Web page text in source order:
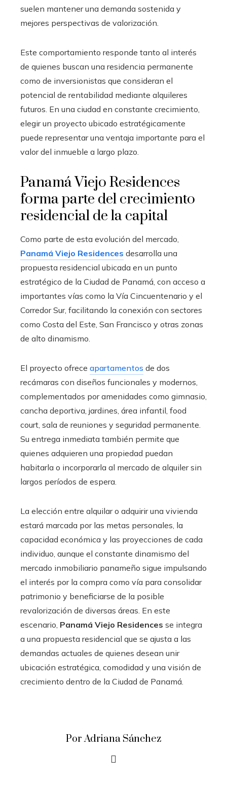
suelen mantener una demanda sostenida y
mejores perspectivas de valorización.
Este comportamiento responde tanto al interés
de quienes buscan una residencia permanente
como de inversionistas que consideran el
potencial de rentabilidad mediante alquileres
futuros. En una ciudad en constante crecimiento,
elegir un proyecto ubicado estratégicamente
puede representar una ventaja importante para el
valor del inmueble a largo plazo.
Panamá Viejo Residences
forma parte del crecimiento
residencial de la capital
Como parte de esta evolución del mercado,
Panamá Viejo Residences desarrolla una
propuesta residencial ubicada en un punto
estratégico de la Ciudad de Panamá, con acceso a
importantes vías como la Vía Cincuentenario y el
Corredor Sur, facilitando la conexión con sectores
como Costa del Este, San Francisco y otras zonas
de alto dinamismo.
El proyecto ofrece apartamentos de dos
recámaras con diseños funcionales y modernos,
complementados por amenidades como gimnasio,
cancha deportiva, jardines, área infantil, food
court, sala de reuniones y seguridad permanente.
Su entrega inmediata también permite que
quienes adquieren una propiedad puedan
habitarla o incorporarla al mercado de alquiler sin
largos períodos de espera.
La elección entre alquilar o adquirir una vivienda
estará marcada por las metas personales, la
capacidad económica y las proyecciones de cada
individuo, aunque el constante dinamismo del
mercado inmobiliario panameño sigue impulsando
el interés por la compra como vía para consolidar
patrimonio y beneficiarse de la posible
revalorización de diversas áreas. En este
escenario, Panamá Viejo Residences se integra
a una propuesta residencial que se ajusta a las
demandas actuales de quienes desean unir
ubicación estratégica, comodidad y una visión de
crecimiento dentro de la Ciudad de Panamá.
Por Adriana Sánchez